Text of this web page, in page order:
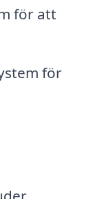
för att
för